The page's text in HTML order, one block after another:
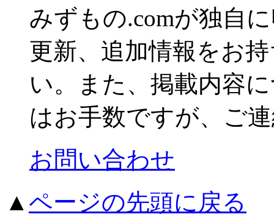
みずもの.comが独自
更新、追加情報をお
い。また、掲載内容
はお手数ですが、ご
お問い合わせ
▲ ページの先頭に戻る